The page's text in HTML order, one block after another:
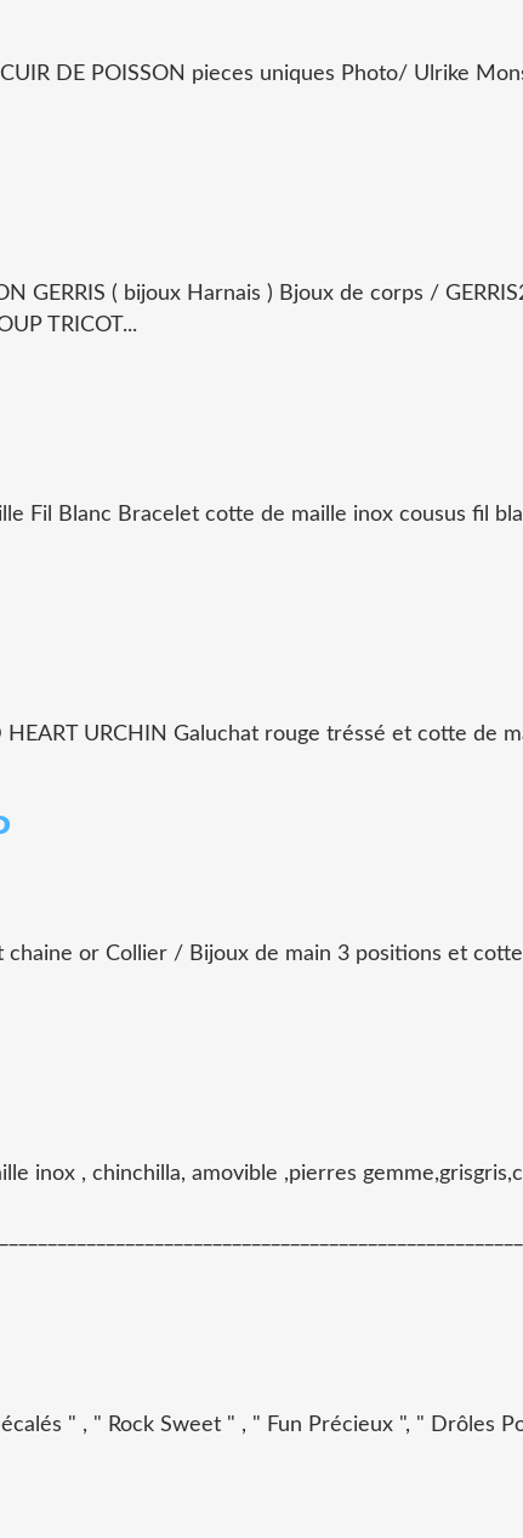
CUIR DE POISSON pieces uniques Photo/
GERRIS ( bijoux Harnais ) Bjoux de corps /
TRICOT...
Fil Blanc Bracelet cotte de maille inox cousus fil
HEART URCHIN Galuchat rouge tréssé et cotte
or Collier / Bijoux de main 3 positions et
inox , chinchilla, amovible ,pierres
" , " Rock Sweet " , " Fun Précieux ", "